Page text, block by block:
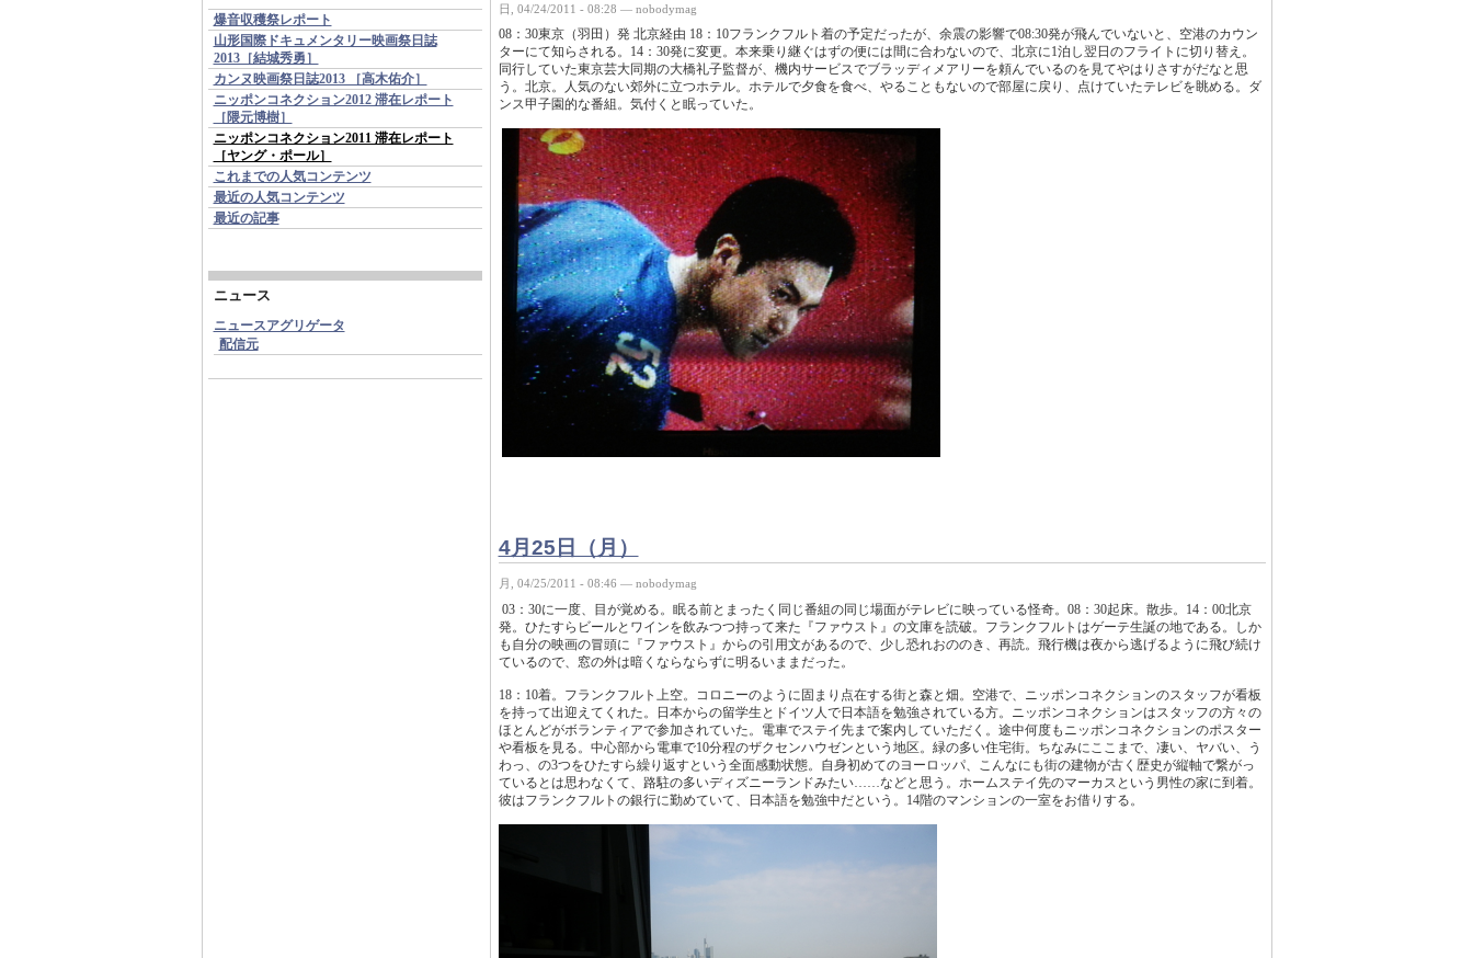
爆音収穫祭レポート
山形国際ドキュメンタリー映画祭日誌
2013［結城秀勇］
カンヌ映画祭日誌2013 ［高木佑介］
ニッポンコネクション2012 滞在レポート
［隈元博樹］
ニッポンコネクション2011 滞在レポート
［ヤング・ポール］
これまでの人気コンテンツ
最近の人気コンテンツ
最近の記事
ニュース
ニュースアグリゲータ
配信元
日, 04/24/2011 - 08:28 — nobodymag
08：30東京（羽田）発 北京経由 18：10フランクフルト着の予定だったが、余震の影響で08:30発が飛んでいないと、空港のカウン
ターにて知らされる。14：30発に変更。本来乗り継ぐはずの便には間に合わないので、北京に1泊し翌日のフライトに切り替え。
同行していた東京芸大同期の大橋礼子監督が、機内サービスでブラッディメアリーを頼んでいるのを見てやはりさすがだなと思
う。北京。人気のない郊外に立つホテル。ホテルで夕食を食べ、やることもないので部屋に戻り、点けていたテレビを眺める。ダ
ンス甲子園的な番組。気付くと眠っていた。
4月25日（月）
月, 04/25/2011 - 08:46 — nobodymag
03：30に一度、目が覚める。眠る前とまったく同じ番組の同じ場面がテレビに映っている怪奇。08：30起床。散歩。14：00北京
発。ひたすらビールとワインを飲みつつ持って来た『ファウスト』の文庫を読破。フランクフルトはゲーテ生誕の地である。しか
も自分の映画の冒頭に『ファウスト』からの引用文があるので、少し恐れおののき、再読。飛行機は夜から逃げるように飛び続け
ているので、窓の外は暗くならならずに明るいままだった。
18：10着。フランクフルト上空。コロニーのように固まり点在する街と森と畑。空港で、ニッポンコネクションのスタッフが看板
を持って出迎えてくれた。日本からの留学生とドイツ人で日本語を勉強されている方。ニッポンコネクションはスタッフの方々の
ほとんどがボランティアで参加されていた。電車でステイ先まで案内していただく。途中何度もニッポンコネクションのポスター
や看板を見る。中心部から電車で10分程のザクセンハウゼンという地区。緑の多い住宅街。ちなみにここまで、凄い、ヤバい、う
わっ、の3つをひたすら繰り返すという全面感動状態。自身初めてのヨーロッパ、こんなにも街の建物が古く歴史が縦軸で繋がっ
ているとは思わなくて、路駐の多いディズニーランドみたい……などと思う。ホームステイ先のマーカスという男性の家に到着。
彼はフランクフルトの銀行に勤めていて、日本語を勉強中だという。14階のマンションの一室をお借りする。